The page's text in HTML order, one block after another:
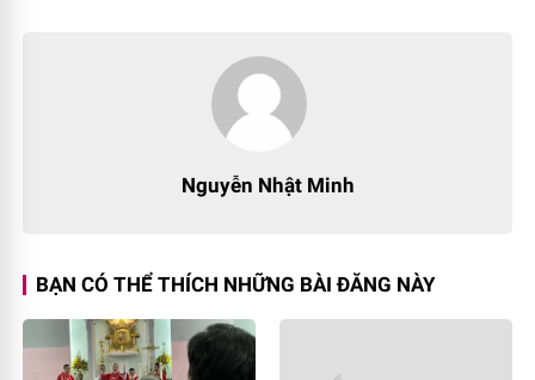
Nguyễn Nhật Minh
BẠN CÓ THỂ THÍCH NHỮNG BÀI ĐĂNG NÀY